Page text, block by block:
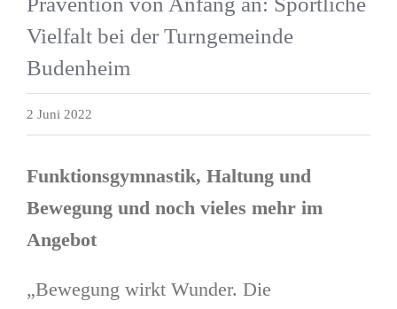
Vielfalt bei der Turngemeinde
Budenheim
2 Juni 2022
Funktionsgymnastik, Haltung und
Bewegung und noch vieles mehr im
Angebot
„Bewegung wirkt Wunder. Die